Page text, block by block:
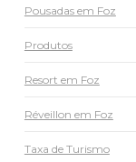
Pousadas em Foz
Produtos
Resort em Foz
Réveillon em Foz
Taxa de Turismo